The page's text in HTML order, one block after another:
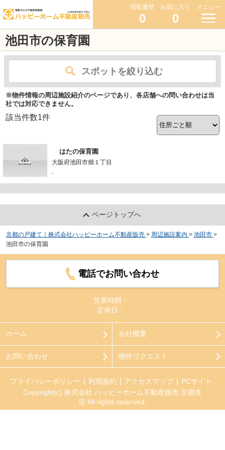
閲覧履歴
0
お気に入り
0
メニュー
池田市の保育園
スポットを絞り込む
※物件情報の周辺施設紹介のページであり、各店舗への問い合わせは当
社では対応できません。
該当件数1件
はたの保育園
大阪府池田市畑１丁目
-
ページトップへ
京都の戸建て｜株式会社ハッピーホーム不動産販売 > 周辺施設案内 > 池田市 >
池田市の保育園
電話でお問い合わせ
営業時間：
定休日：
ホーム 会社概要
お問い合わせ 物件リクエスト
プライバシーポリシー 利用規約 アクセスマップ
PCサイト
Copyright(c) 株式会社 ハッピーホーム不動産販売 京都支
店 All rights reserved.